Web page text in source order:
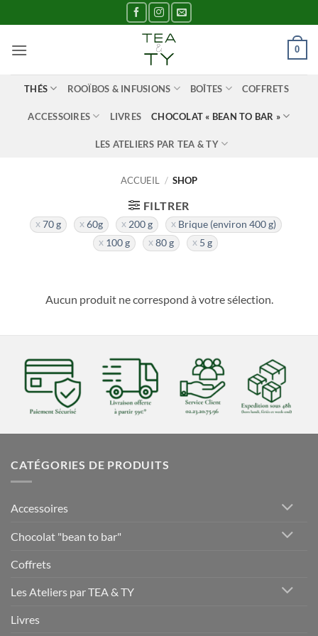
au
contenu
0
THÉS ROOÏBOS & INFUSIONS BOÎTES COFFRETS
ACCESSOIRES LIVRES CHOCOLAT « BEAN TO BAR »
LES ATELIERS PAR TEA & TY
ACCUEIL / SHOP
FILTRER
70 g 60g 200 g
Brique (environ 400 g)
100 g
80 g 5 g
Aucun produit ne correspond à votre sélection.
CATÉGORIES DE PRODUITS
Accessoires
Chocolat "bean to bar"
Coffrets
Les Ateliers par TEA & TY
Livres